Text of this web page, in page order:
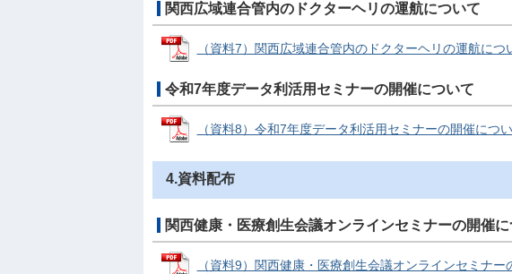
関西広域連合管内のドクターヘリの運航について
（資料7）関西広域連合管内のドクターヘリの運航に
令和7年度データ利活用セミナーの開催について
（資料8）令和7年度データ利活用セミナーの開催につ
4.資料配布
関西健康・医療創生会議オンラインセミナーの開催に
（資料9）関西健康・医療創生会議オンラインセミナ